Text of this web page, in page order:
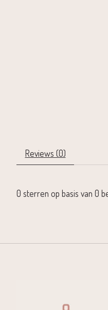
Reviews (0)
0 sterren op basis van 0